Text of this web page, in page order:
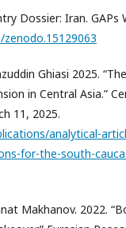
Dossier: Iran. GAPs
Ghiasi 2025. “The
in Central Asia.”
11, 2025.
analytical-
for-the-south-
Makhanov. 2022.